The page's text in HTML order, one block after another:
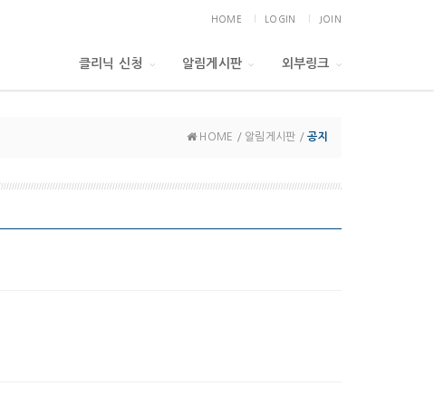
HOME LOGIN JOIN
클리닉 신청 알림게시판 외부링크
HOME / 알림게시판 /공지